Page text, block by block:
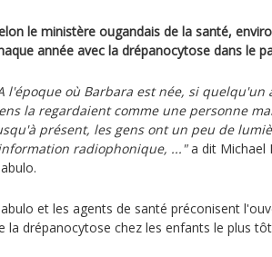
le ministère ougandais de la santé,
année avec la drépanocytose dans le
l'époque où Barbara est née, si quelqu'un
la regardaient comme une personne
présent, les gens ont un peu de
radiophonique, ..."a dit Michael
et les agents de santé préconisent
la drépanocytose chez les enfants le plus